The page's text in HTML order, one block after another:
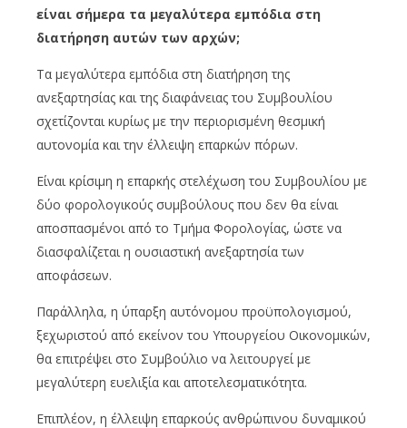
είναι σήμερα τα μεγαλύτερα εμπόδια στη
διατήρηση αυτών των αρχών;
Τα μεγαλύτερα εμπόδια στη διατήρηση της
ανεξαρτησίας και της διαφάνειας του Συμβουλίου
σχετίζονται κυρίως με την περιορισμένη θεσμική
αυτονομία και την έλλειψη επαρκών πόρων.
Είναι κρίσιμη η επαρκής στελέχωση του Συμβουλίου με
δύο φορολογικούς συμβούλους που δεν θα είναι
αποσπασμένοι από το Τμήμα Φορολογίας, ώστε να
διασφαλίζεται η ουσιαστική ανεξαρτησία των
αποφάσεων.
Παράλληλα, η ύπαρξη αυτόνομου προϋπολογισμού,
ξεχωριστού από εκείνον του Υπουργείου Οικονομικών,
θα επιτρέψει στο Συμβούλιο να λειτουργεί με
μεγαλύτερη ευελιξία και αποτελεσματικότητα.
Επιπλέον, η έλλειψη επαρκούς ανθρώπινου δυναμικού